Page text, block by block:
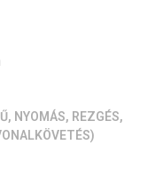
, NYOMÁS, REZGÉS,